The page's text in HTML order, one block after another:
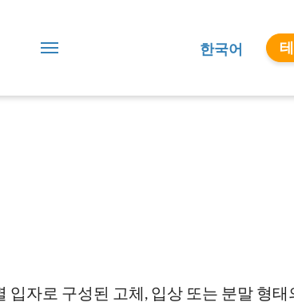
한국어
입자로 구성된 고체, 입상 또는 분말 형